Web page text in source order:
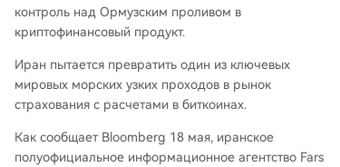
контроль над Ормузским проливом в
криптофинансовый продукт.
Иран пытается превратить один из ключевых
мировых морских узких проходов в рынок
страхования с расчетами в биткоинах.
Как сообщает Bloomberg 18 мая, иранское
полуофициальное информационное агентство Fars